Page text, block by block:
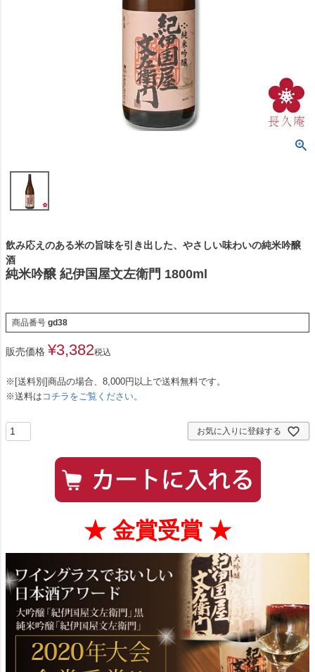
飲み応えのある米の旨味を引き出した、やさしい味わいの純米吟醸
酒
純米吟醸 紀伊国屋文左衛門 1800ml
商品番号 gd38
販売価格 ¥3,382税込
※[送料別]商品の場合、8,000円以上で送料無料です。
※送料は コチラをご覧ください。
お気に入りに登録する
★ 金賞受賞 ★